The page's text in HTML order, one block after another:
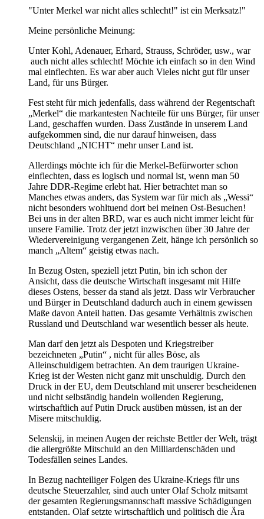
"Unter Merkel war nicht alles schlecht!" ist ein Merksatz!"
Meine persönliche Meinung:
Unter Kohl, Adenauer, Erhard, Strauss, Schröder, usw., war
auch nicht alles schlecht! Möchte ich einfach so in den Wind
mal einflechten. Es war aber auch Vieles nicht gut für unser
Land, für uns Bürger.
Fest steht für mich jedenfalls, dass während der Regentschaft
„Merkel“ die markantesten Nachteile für uns Bürger, für unser
Land, geschaffen wurden. Dass Zustände in unserem Land
aufgekommen sind, die nur darauf hinweisen, dass
Deutschland „NICHT“ mehr unser Land ist.
Allerdings möchte ich für die Merkel-Befürworter schon
einflechten, dass es logisch und normal ist, wenn man 50
Jahre DDR-Regime erlebt hat. Hier betrachtet man so
Manches etwas anders, das System war für mich als „Wessi“
nicht besonders wohltuend dort bei meinen Ost-Besuchen!
Bei uns in der alten BRD, war es auch nicht immer leicht für
unsere Familie. Trotz der jetzt inzwischen über 30 Jahre der
Wiedervereinigung vergangenen Zeit, hänge ich persönlich so
manch „Altem“ geistig etwas nach.
In Bezug Osten, speziell jetzt Putin, bin ich schon der
Ansicht, dass die deutsche Wirtschaft insgesamt mit Hilfe
dieses Ostens, besser da stand als jetzt. Dass wir Verbraucher
und Bürger in Deutschland dadurch auch in einem gewissen
Maße davon Anteil hatten. Das gesamte Verhältnis zwischen
Russland und Deutschland war wesentlich besser als heute.
Man darf den jetzt als Despoten und Kriegstreiber
bezeichneten „Putin“ , nicht für alles Böse, als
Alleinschuldigem betrachten. An dem traurigen Ukraine-
Krieg ist der Westen nicht ganz mit unschuldig. Durch den
Druck in der EU, dem Deutschland mit unserer bescheidenen
und nicht selbständig handeln wollenden Regierung,
wirtschaftlich auf Putin Druck ausüben müssen, ist an der
Misere mitschuldig.
Selenskij, in meinen Augen der reichste Bettler der Welt, trägt
die allergrößte Mitschuld an den Milliardenschäden und
Todesfällen seines Landes.
In Bezug nachteiliger Folgen des Ukraine-Kriegs für uns
deutsche Steuerzahler, sind auch unter Olaf Scholz mitsamt
der gesamten Regierungsmannschaft massive Schädigungen
entstanden. Olaf setzte wirtschaftlich und politisch die Ära